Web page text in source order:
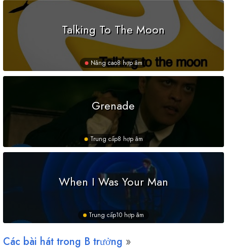
Talking To The Moon
Nâng cao8 hợp âm
Grenade
Trung cấp8 hợp âm
When I Was Your Man
Trung cấp10 hợp âm
Các bài hát trong B trưởng